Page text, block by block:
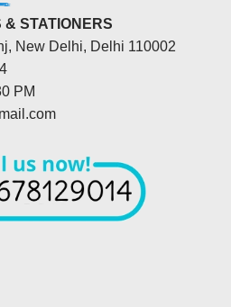
STATIONERS
New Delhi, Delhi 110002
PM